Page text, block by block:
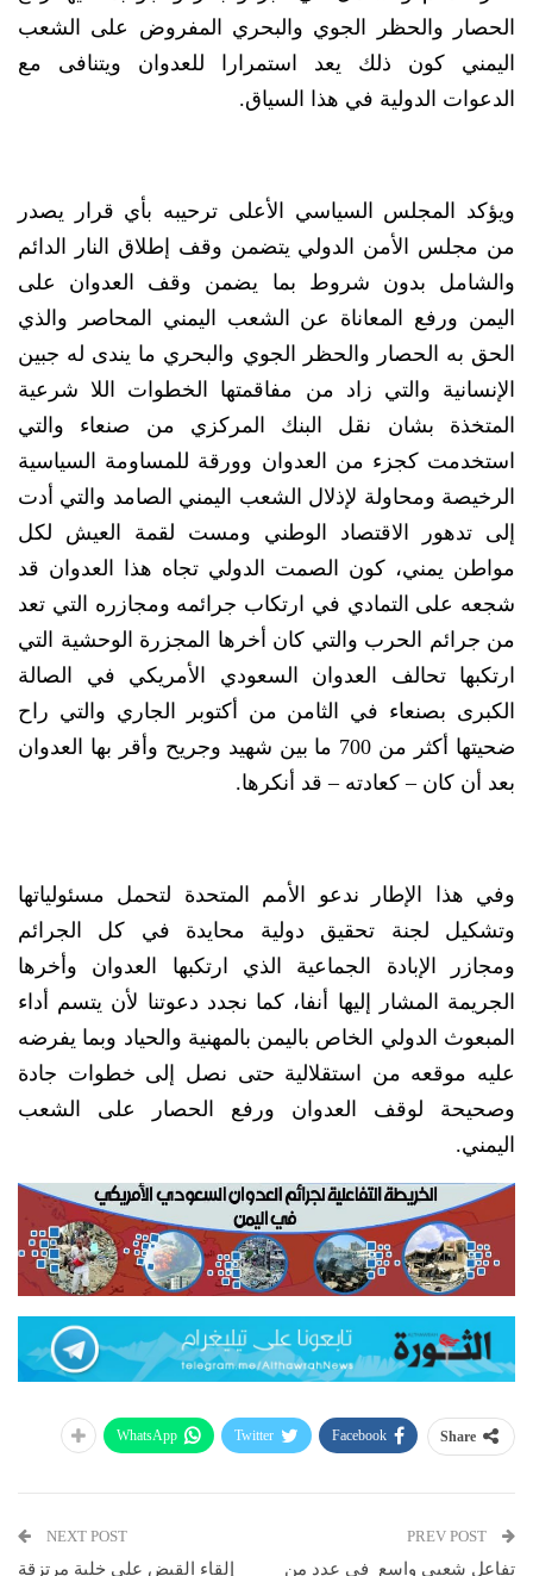
الحصار والحظر الجوي والبحري المفروض على الشعب
اليمني كون ذلك يعد استمرارا للعدوان ويتنافى مع
الدعوات الدولية في هذا السياق.
ويؤكد المجلس السياسي الأعلى ترحيبه بأي قرار يصدر
من مجلس الأمن الدولي يتضمن وقف إطلاق النار الدائم
والشامل بدون شروط بما يضمن وقف العدوان على
اليمن ورفع المعاناة عن الشعب اليمني المحاصر والذي
الحق به الحصار والحظر الجوي والبحري ما يندى له جبين
الإنسانية والتي زاد من مفاقمتها الخطوات اللا شرعية
المتخذة بشان نقل البنك المركزي من صنعاء والتي
استخدمت كجزء من العدوان وورقة للمساومة السياسية
الرخيصة ومحاولة لإذلال الشعب اليمني الصامد والتي أدت
إلى تدهور الاقتصاد الوطني ومست لقمة العيش لكل
مواطن يمني، كون الصمت الدولي تجاه هذا العدوان قد
شجعه على التمادي في ارتكاب جرائمه ومجازره التي تعد
من جرائم الحرب والتي كان أخرها المجزرة الوحشية التي
ارتكبها تحالف العدوان السعودي الأمريكي في الصالة
الكبرى بصنعاء في الثامن من أكتوبر الجاري والتي راح
ضحيتها أكثر من 700 ما بين شهيد وجريح وأقر بها العدوان
بعد أن كان – كعادته – قد أنكرها.
وفي هذا الإطار ندعو الأمم المتحدة لتحمل مسئولياتها
وتشكيل لجنة تحقيق دولية محايدة في كل الجرائم
ومجازر الإبادة الجماعية الذي ارتكبها العدوان وأخرها
الجريمة المشار إليها أنفا، كما نجدد دعوتنا لأن يتسم أداء
المبعوث الدولي الخاص باليمن بالمهنية والحياد وبما يفرضه
عليه موقعه من استقلالية حتى نصل إلى خطوات جادة
وصحيحة لوقف العدوان ورفع الحصار على الشعب
اليمني.
Share
Facebook
Twitter
WhatsApp
تفاعل شعبي واسع في عدد من
NEXT POST
إلقاء القبض على خلية مرتزقة